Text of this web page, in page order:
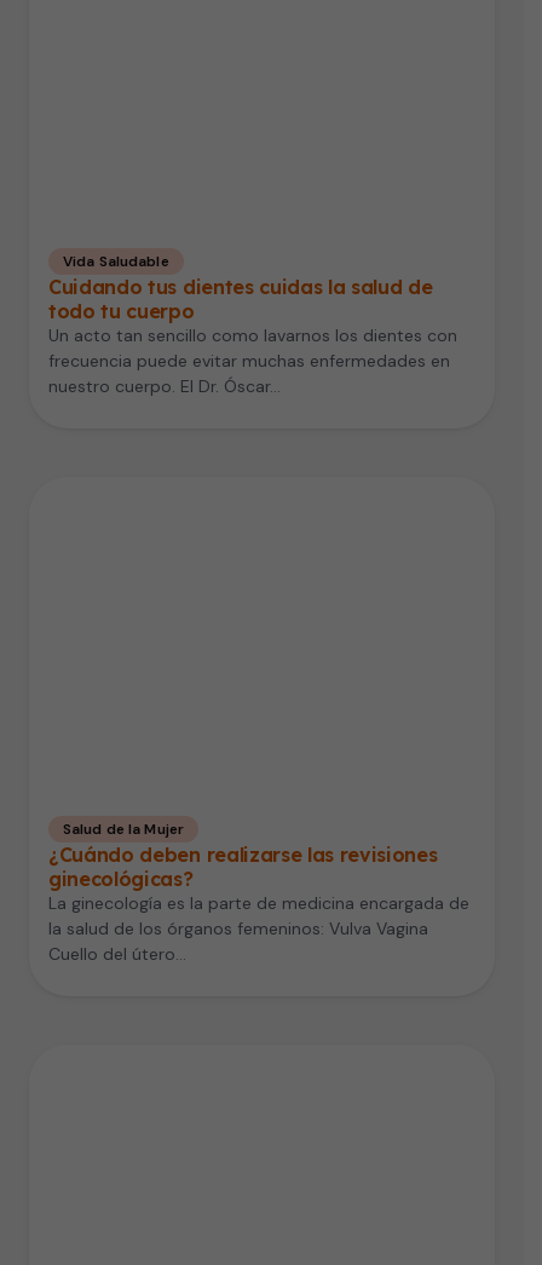
Vida Saludable
Cuidando tus dientes cuidas la salud de
todo tu cuerpo
Un acto tan sencillo como lavarnos los dientes con
frecuencia puede evitar muchas enfermedades en
nuestro cuerpo. El Dr. Óscar…
Salud de la Mujer
¿Cuándo deben realizarse las revisiones
ginecológicas?
La ginecología es la parte de medicina encargada de
la salud de los órganos femeninos: Vulva Vagina
Cuello del útero…